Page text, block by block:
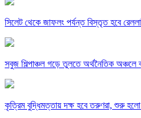
সিলেট থেকে জাফলং পর্যন্ত বিস্তৃত হবে
সবুজ শিল্পাঞ্চল গড়ে তুলতে অর্থনৈতিক অঞ্চলে
কৃত্রিম বুদ্ধিমত্তায় দক্ষ হবে তরুণরা, শুরু